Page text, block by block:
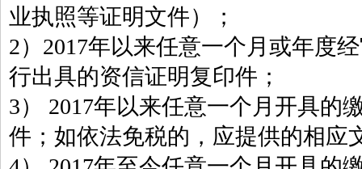
业执照等证明文件）；
2）2017年以来任意一个月或年度
行出具的资信证明复印件；
3） 2017年以来任意一个月开具的
件；如依法免税的，应提供的相应